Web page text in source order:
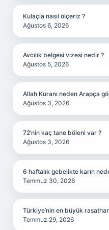
Kulaçla nasıl ölçeriz ?
Ağustos 6, 2026
Avcılık belgesi vizesi nedir ?
Ağustos 5, 2026
Allah Kuranı neden Arapça
Ağustos 3, 2026
72’nin kaç tane böleni var ?
Ağustos 3, 2026
6 haftalık gebelikte karın
Temmuz 30, 2026
Türkiye’nin en büyük
Temmuz 29, 2026